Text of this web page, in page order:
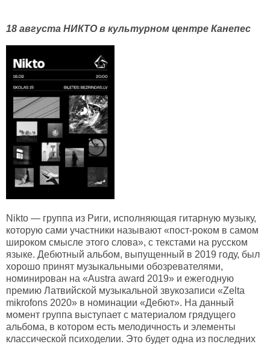
18 августа НИКТО в культурном центре Канепес
Nikto — группа из Риги, исполняющая гитарную музыку,
которую сами участники называют «пост-роком в самом
широком смысле этого слова», с текстами на русском
языке. Дебютный альбом, выпущенный в 2019 году, был
хорошо принят музыкальными обозревателями,
номинирован на «Austra award 2019» и ежегодную
премию Латвийской музыкальной звукозаписи «Zelta
mikrofons 2020» в номинации «Дебют». На данный
момент группа выступает с материалом грядущего
альбома, в котором есть мелодичность и элементы
классической психоделии. Это будет одна из последних